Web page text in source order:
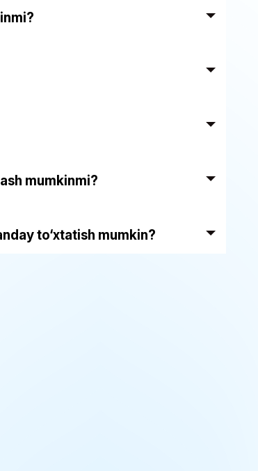
mumkinmi?
to‘xtatish mumkin?